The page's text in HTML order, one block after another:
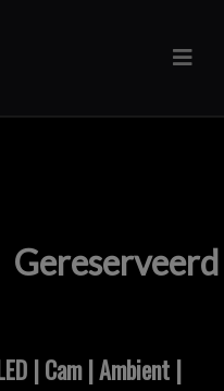
Gereserveerd
| Cam | Ambient |